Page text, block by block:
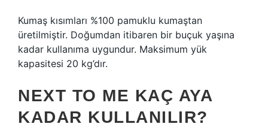
Kumaş kısımları %100 pamuklu kumaştan
üretilmiştir. Doğumdan itibaren bir buçuk yaşına
kadar kullanıma uygundur. Maksimum yük
kapasitesi 20 kg’dır.
NEXT TO ME KAÇ AYA
KADAR KULLANILIR?